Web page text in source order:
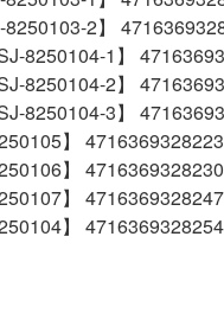
8250103-2】
8250104-1】
8250104-2】
8250104-3】
】 4716369328223
】 4716369328230
】 4716369328247
】 4716369328254